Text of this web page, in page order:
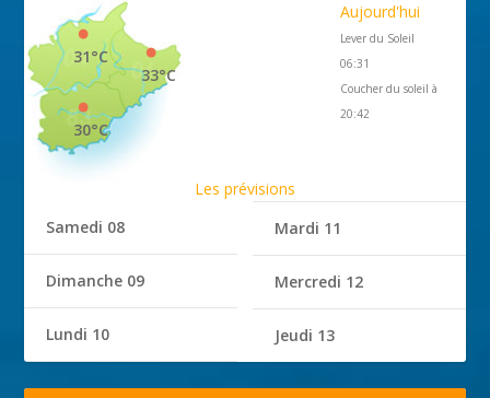
33°C
31°C
30°C
Aujourd'hui
Lever du Soleil
06:31
Coucher du soleil à
20:42
Les prévisions
Samedi 08
Dimanche 09
Lundi 10
Mardi 11
Mercredi 12
Jeudi 13